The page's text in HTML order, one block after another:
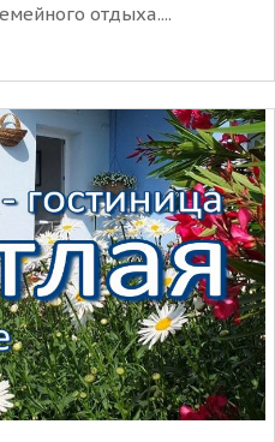
отдыха....